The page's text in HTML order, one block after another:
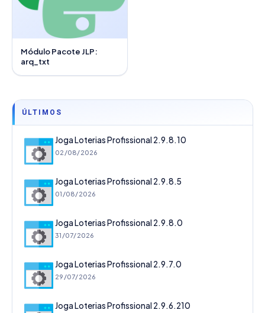
Módulo Pacote JLP:
arq_txt
ÚLTIMOS
Joga Loterias Profissional 2.9.8.10
02/08/2026
Joga Loterias Profissional 2.9.8.5
01/08/2026
Joga Loterias Profissional 2.9.8.0
31/07/2026
Joga Loterias Profissional 2.9.7.0
29/07/2026
Joga Loterias Profissional 2.9.6.210